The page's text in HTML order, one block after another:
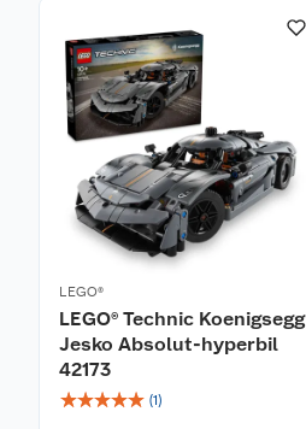
LEGO®
LEGO® Technic Koenigsegg
Jesko Absolut-hyperbil
42173
☆☆☆☆☆ (1)